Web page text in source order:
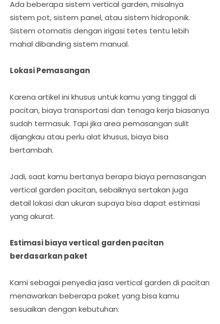
Ada beberapa sistem vertical garden, misalnya
sistem pot, sistem panel, atau sistem hidroponik.
Sistem otomatis dengan irigasi tetes tentu lebih
mahal dibanding sistem manual.
Lokasi Pemasangan
Karena artikel ini khusus untuk kamu yang tinggal di
pacitan, biaya transportasi dan tenaga kerja biasanya
sudah termasuk. Tapi jika area pemasangan sulit
dijangkau atau perlu alat khusus, biaya bisa
bertambah.
Jadi, saat kamu bertanya berapa biaya pemasangan
vertical garden pacitan, sebaiknya sertakan juga
detail lokasi dan ukuran supaya bisa dapat estimasi
yang akurat.
Estimasi biaya vertical garden pacitan
berdasarkan paket
Kami sebagai penyedia jasa vertical garden di pacitan
menawarkan beberapa paket yang bisa kamu
sesuaikan dengan kebutuhan: